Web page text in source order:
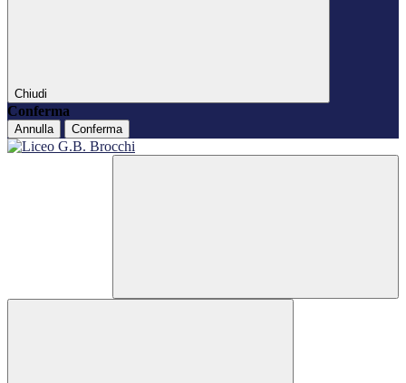
Chiudi
Conferma
Annulla Conferma